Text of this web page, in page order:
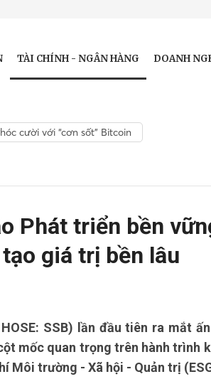
TÀI CHÍNH - NGÂN HÀNG DOANH
cười với “cơn sốt” Bitcoin
Phát triển bền
giá trị bền lâu
SSB) lần đầu tiên ra mắt
mốc quan trọng trên hành trình
trường - Xã hội - Quản trị